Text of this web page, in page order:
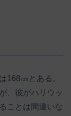
168㎝とある。
、彼がハリウッ
ことは間違いな